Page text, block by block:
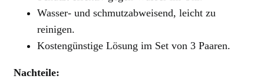
Wasser- und schmutzabweisend, leicht zu
reinigen.
Kostengünstige Lösung im Set von 3 Paaren.
Nachteile: